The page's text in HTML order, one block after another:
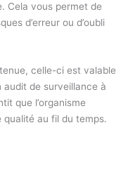
Cela vous permet de
d’erreur ou d’oubli
celle-ci est valable
audit de surveillance à
que l’organisme
au fil du temps.